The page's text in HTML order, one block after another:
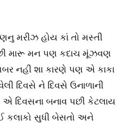
મરીઝ હોય કાં તો મસ્તી
મારૂ મન પણ કદાચ મૂંઝવણ
નહી શા કારણે પણ એ કાકા
દિવસે ને દિવસે ઉનાળાની
એ દિવસના બનાવ પછી કેટલાય
કલાકો સુધી બેસતો અને